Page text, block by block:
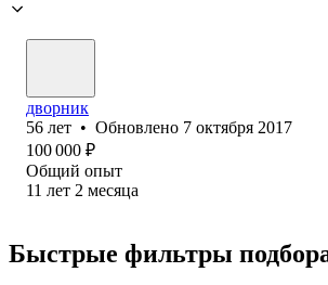
дворник
56 лет • Обновлено 7 октября 2017
100 000 ₽
Общий опыт
11 лет 2 месяца
Быстрые фильтры